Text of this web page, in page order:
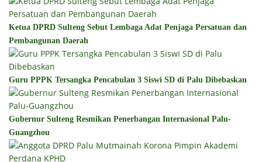
Ketua DPRD Sulteng Sebut Lembaga Adat Penjaga Persatuan dan
Pembangunan Daerah
Guru PPPK Tersangka Pencabulan 3 Siswi SD di Palu Dibebaskan
Gubernur Sulteng Resmikan Penerbangan Internasional Palu-
Guangzhou